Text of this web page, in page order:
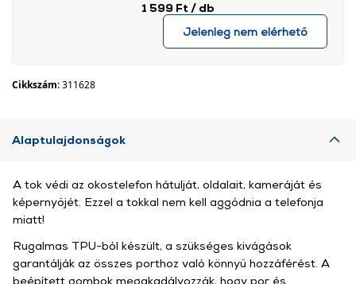
1 599 Ft / db
Jelenleg nem elérhető
Cikkszám:311628
Alaptulajdonságok
A tok védi az okostelefon hátulját, oldalait, kameráját és
képernyőjét. Ezzel a tokkal nem kell aggódnia a telefonja
miatt!
Rugalmas TPU-ból készült, a szükséges kivágások
garantálják az összes porthoz való könnyű hozzáférést. A
beépített gombok megakadályozzák, hogy por és